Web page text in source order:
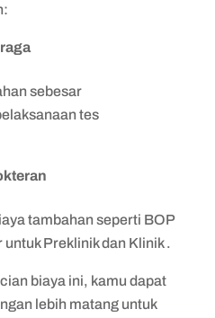
sebesar
tes
tambahan seperti BOP
Preklinik dan Klinik .
biaya ini, kamu dapat
lebih matang untuk